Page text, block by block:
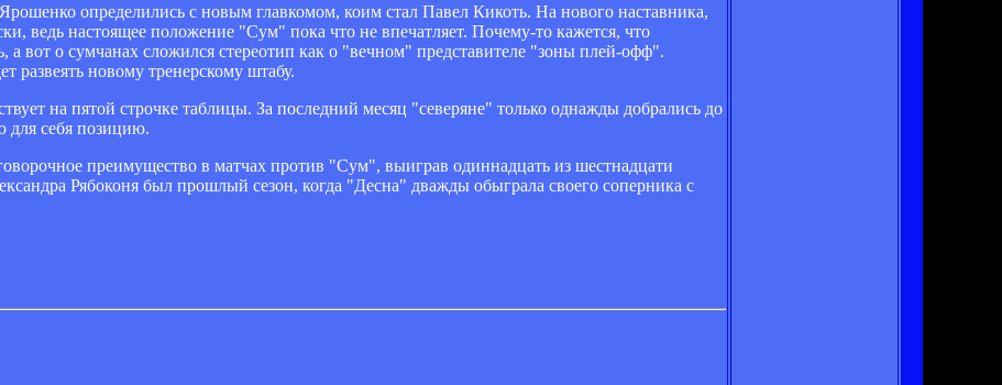
определились с новым главкомом, коим стал Павел Кикоть. На нового наставника,
ведь настоящее положение "Сум" пока что не впечатляет. Почему-то кажется, что
вот о сумчанах сложился стереотип как о "вечном" представителе "зоны плей-офф".
развеять новому тренерскому штабу.
на пятой строчке таблицы. За последний месяц "северяне" только однажды добрались до
для себя позицию.
преимущество в матчах против "Сум", выиграв одиннадцать из шестнадцати
Рябоконя был прошлый сезон, когда "Десна" дважды обыграла своего соперника с